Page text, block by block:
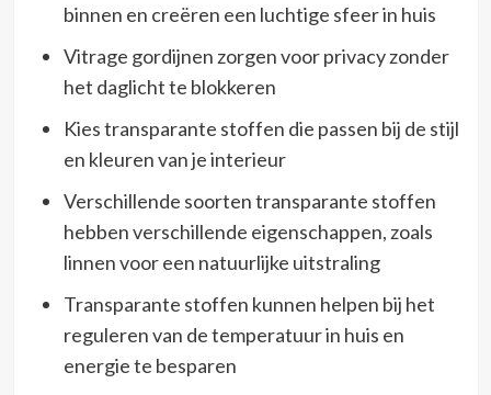
binnen en creëren een luchtige sfeer in huis
Vitrage gordijnen zorgen voor privacy zonder
het daglicht te blokkeren
Kies transparante stoffen die passen bij de stijl
en kleuren van je interieur
Verschillende soorten transparante stoffen
hebben verschillende eigenschappen, zoals
linnen voor een natuurlijke uitstraling
Transparante stoffen kunnen helpen bij het
reguleren van de temperatuur in huis en
energie te besparen